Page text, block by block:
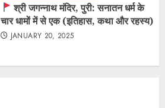
श्री जगन्नाथ मंदिर, पुरी: सनातन धर्म के
चार धामों में से एक (इतिहास, कथा और रहस्य)
JANUARY 20, 2025